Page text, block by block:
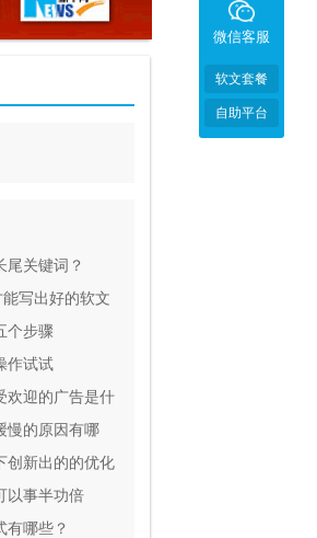
微信客服
软文套餐
自助平台
尾关键词？
写出好的软文
个步骤
作试试
欢迎的广告是什
慢的原因有哪
创新出的的优化
以事半功倍
有哪些？